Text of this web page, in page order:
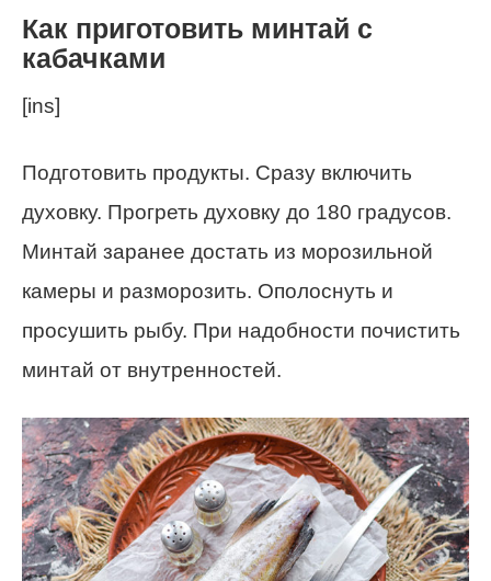
Как приготовить минтай с
кабачками
[ins]
Подготовить продукты. Сразу включить
духовку. Прогреть духовку до 180 градусов.
Минтай заранее достать из морозильной
камеры и разморозить. Ополоснуть и
просушить рыбу. При надобности почистить
минтай от внутренностей.